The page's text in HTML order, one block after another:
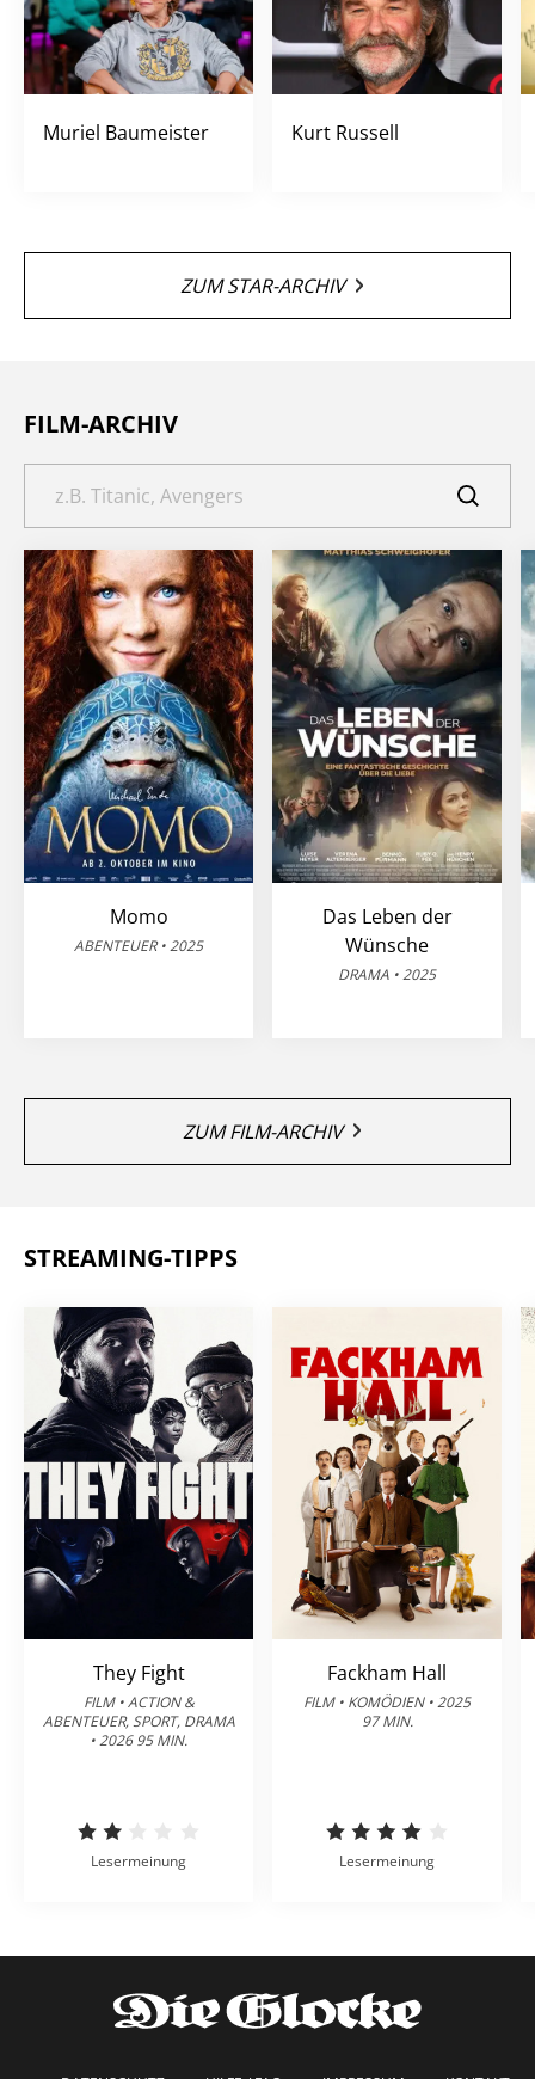
Muriel Baumeister Kurt Russell
ZUM STAR-ARCHIV
FILM-ARCHIV
Momo
ABENTEUER • 2025
Das Leben der
Wünsche
DRAMA • 2025
ZUM FILM-ARCHIV
STREAMING-TIPPS
They Fight
FILM • ACTION &
ABENTEUER, SPORT, DRAMA
• 2026 95 MIN.
Lesermeinung
Fackham Hall
FILM • KOMÖDIEN • 2025
97 MIN.
Lesermeinung